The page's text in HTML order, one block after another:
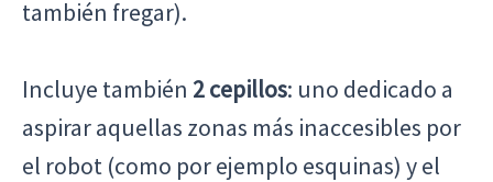
también fregar).
Incluye también 2 cepillos: uno dedicado a
aspirar aquellas zonas más inaccesibles por
el robot (como por ejemplo esquinas) y el